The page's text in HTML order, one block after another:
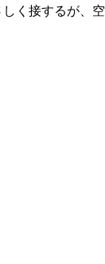
く接するが、空